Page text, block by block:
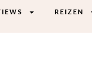
REIZEN